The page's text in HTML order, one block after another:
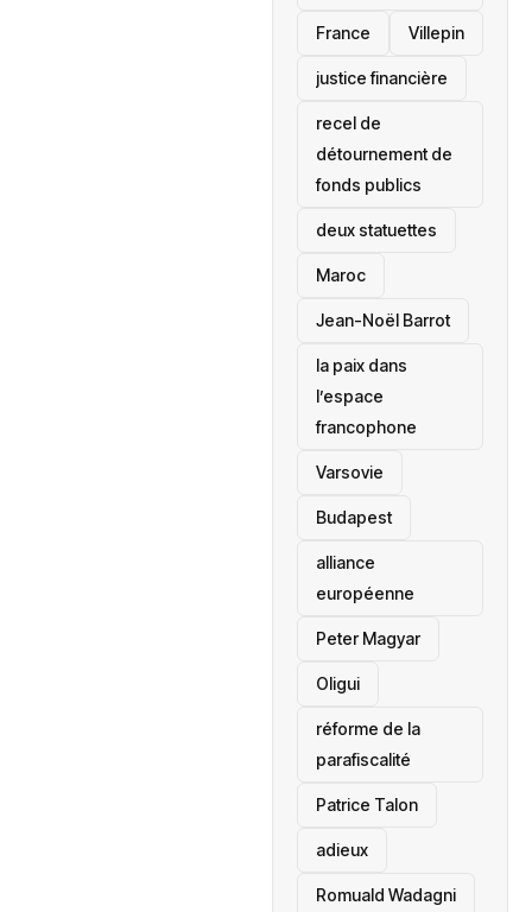
France Villepin
justice financière
recel de
détournement de
fonds publics
deux statuettes
Maroc
Jean-Noël Barrot
la paix dans
l’espace
francophone
‎Varsovie
Budapest
alliance
européenne
Peter Magyar
Oligui
réforme de la
parafiscalité
Patrice Talon
adieux
Romuald Wadagni